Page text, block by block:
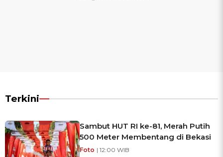
Terkini
Sambut HUT RI ke-81, Merah Putih
500 Meter Membentang di Bekasi
Foto | 12:00 WIB